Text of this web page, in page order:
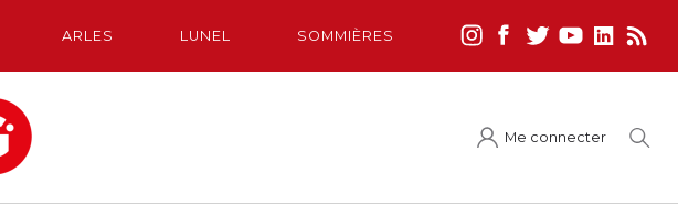
ARLES LUNEL SOMMIÈRES
Me connecter